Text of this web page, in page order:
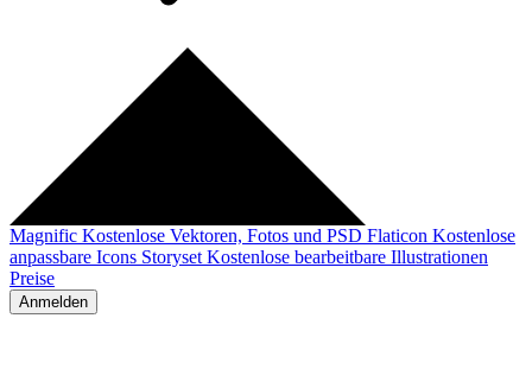
Magnific Kostenlose Vektoren, Fotos und PSD Flaticon Kostenlose
anpassbare Icons Storyset Kostenlose bearbeitbare Illustrationen
Preise
Anmelden